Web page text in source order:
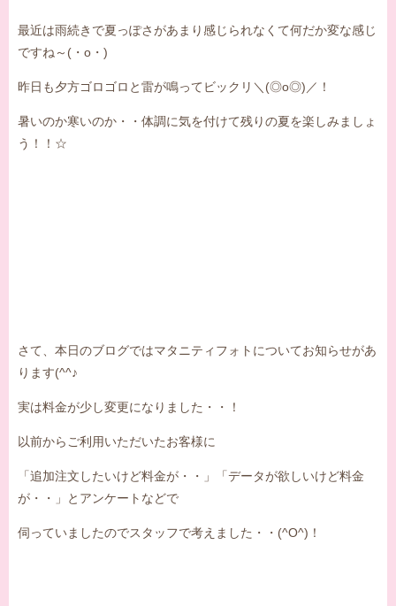
最近は雨続きで夏っぽさがあまり感じられなくて何だか変な感じ
ですね～(・o・)
昨日も夕方ゴロゴロと雷が鳴ってビックリ＼(◎o◎)／！
暑いのか寒いのか・・体調に気を付けて残りの夏を楽しみましょ
う！！☆
さて、本日のブログではマタニティフォトについてお知らせがあ
ります(^^♪
実は料金が少し変更になりました・・！
以前からご利用いただいたお客様に
「追加注文したいけど料金が・・」「データが欲しいけど料金
が・・」とアンケートなどで
伺っていましたのでスタッフで考えました・・(^O^)！